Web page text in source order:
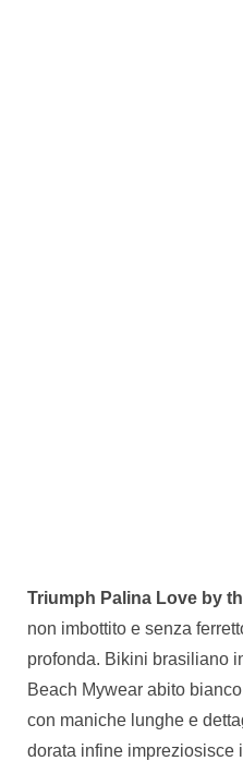
Triumph Palina Love by
non imbottito e senza
profonda. Bikini brasiliano
Beach Mywear abito
con maniche lunghe e
dorata infine impreziosisce